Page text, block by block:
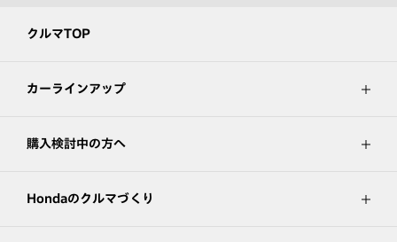
クルマTOP
カーラインアップ
購入検討中の方へ
Hondaのクルマづくり